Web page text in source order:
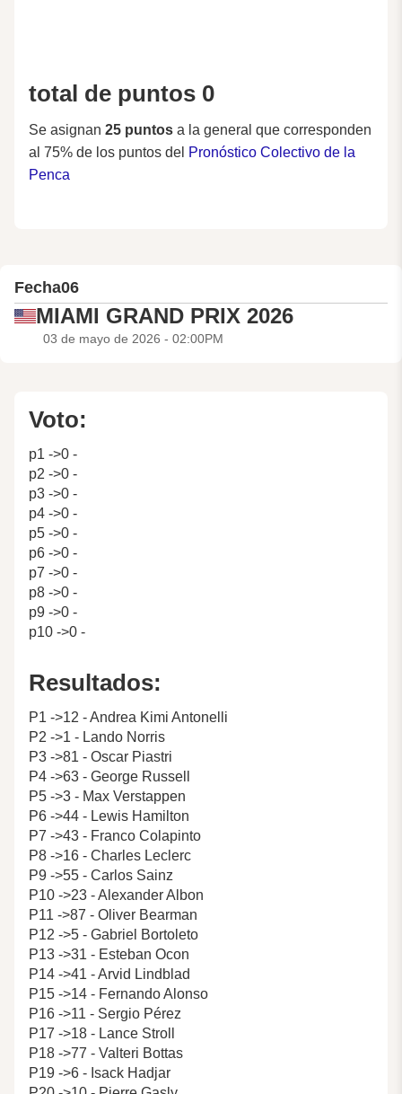
total de puntos 0
Se asignan 25 puntos a la general que corresponden
al 75% de los puntos del Pronóstico Colectivo de la
Penca
Fecha06
MIAMI GRAND PRIX 2026
03 de mayo de 2026 - 02:00PM
Voto:
p1 ->0 -
p2 ->0 -
p3 ->0 -
p4 ->0 -
p5 ->0 -
p6 ->0 -
p7 ->0 -
p8 ->0 -
p9 ->0 -
p10 ->0 -
Resultados:
P1 ->12 - Andrea Kimi Antonelli
P2 ->1 - Lando Norris
P3 ->81 - Oscar Piastri
P4 ->63 - George Russell
P5 ->3 - Max Verstappen
P6 ->44 - Lewis Hamilton
P7 ->43 - Franco Colapinto
P8 ->16 - Charles Leclerc
P9 ->55 - Carlos Sainz
P10 ->23 - Alexander Albon
P11 ->87 - Oliver Bearman
P12 ->5 - Gabriel Bortoleto
P13 ->31 - Esteban Ocon
P14 ->41 - Arvid Lindblad
P15 ->14 - Fernando Alonso
P16 ->11 - Sergio Pérez
P17 ->18 - Lance Stroll
P18 ->77 - Valteri Bottas
P19 ->6 - Isack Hadjar